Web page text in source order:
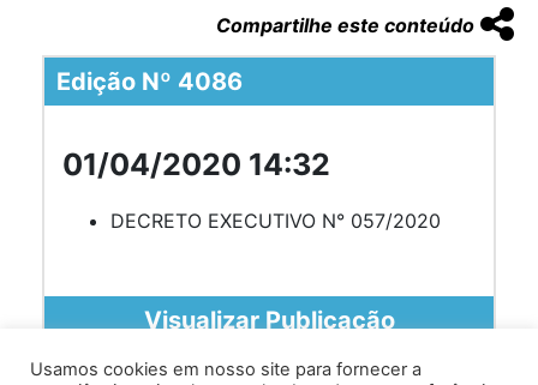
Compartilhe este conteúdo
Edição Nº 4086
01/04/2020 14:32
DECRETO EXECUTIVO N° 057/2020
Visualizar Publicação
Usamos cookies em nosso site para fornecer a